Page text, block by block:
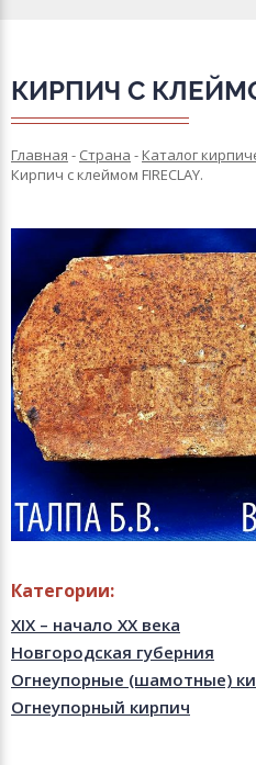
КИРПИЧ С
Главная - Страна - Каталог
Кирпич с клеймом FIRECLAY.
Категории:
XIX – начало XX века
Новгородская губерния
Огнеупорные (шамотные)
Огнеупорный кирпич